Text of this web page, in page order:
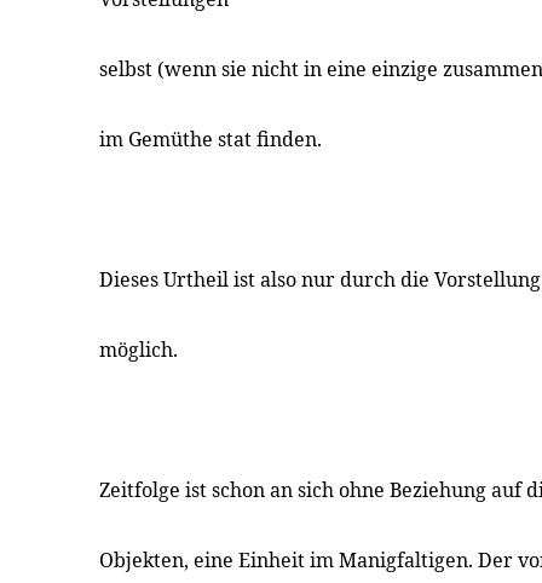
selbst (wenn sie nicht in eine einzige
im Gemüthe stat finden.
Dieses Urtheil ist also nur durch die
möglich.
Zeitfolge ist schon an sich ohne Beziehung auf
Objekten, eine Einheit im Manigfaltigen. Der